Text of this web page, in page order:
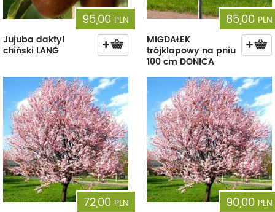
95,00 PLN
Jujuba daktyl
chiński LANG
85,00 PLN
MIGDAŁEK
trójklapowy na pniu
100 cm DONICA
72,00 PLN
90,00 PLN